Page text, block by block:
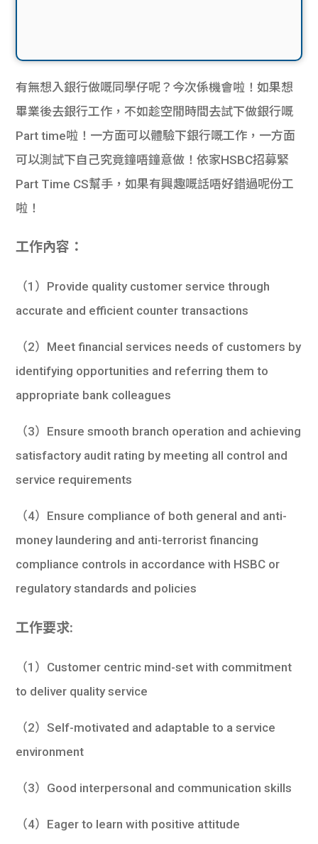
有無想入銀行做嘅同學仔呢？今次係機會啦！如果想
畢業後去銀行工作，不如趁空閒時間去試下做銀行嘅
Part time啦！一方面可以體驗下銀行嘅工作，一方面
可以測試下自己究竟鐘唔鐘意做！依家HSBC招募緊
Part Time CS幫手，如果有興趣嘅話唔好錯過呢份工
啦！
工作內容：
（1）Provide quality customer service through
accurate and efficient counter transactions
（2）Meet financial services needs of customers by
identifying opportunities and referring them to
appropriate bank colleagues
（3）Ensure smooth branch operation and achieving
satisfactory audit rating by meeting all control and
service requirements
（4）Ensure compliance of both general and anti-
money laundering and anti-terrorist financing
compliance controls in accordance with HSBC or
regulatory standards and policies
工作要求:
（1）Customer centric mind-set with commitment
to deliver quality service
（2）Self-motivated and adaptable to a service
environment
（3）Good interpersonal and communication skills
（4）Eager to learn with positive attitude